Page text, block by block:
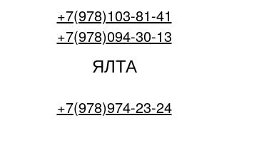
+7(978)103-81-41
+7(978)094-30-13
ЯЛТА
+7(978)974-23-24